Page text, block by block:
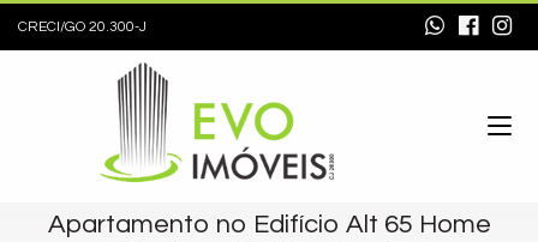
CRECI/GO 20.300-J
Apartamento no Edifício Alt 65 Home